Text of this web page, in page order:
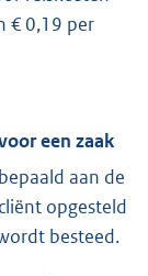
€ 0,19 per
een zaak
aan de
opgesteld
besteed.